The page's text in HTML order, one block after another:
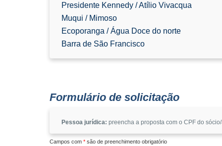
Presidente Kennedy / Atílio Vivacqua
Muqui / Mimoso
Ecoporanga / Água Doce do norte
Barra de São Francisco
Formulário de solicitação
Pessoa jurídica: preencha a proposta com o CPF do
Campos com * são de preenchimento obrigatório